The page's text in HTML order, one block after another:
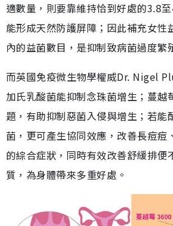
適數量，則要靠維持恰到好處的3.8
能形成天然防護屏障；因此補充女性
內的益菌數目，是抑制致病菌過度繁
而英國免疫微生物學權威Dr. Nigel
加氏乳酸菌能抑制念珠菌增生；蔓越
題，有助抑制惡菌入侵與增生；若能
菌，更可產生協同效應，改善長痘痘
的綜合症狀，同時有效改善舒緩排便
質，為身體帶來多重好處。